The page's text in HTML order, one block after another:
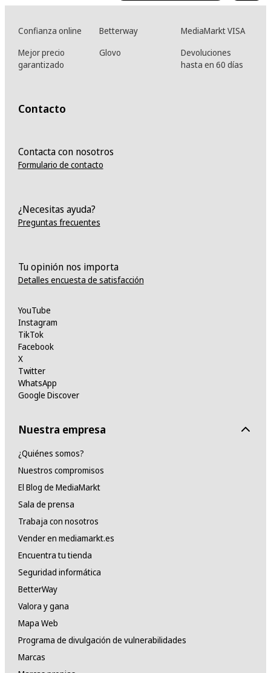
Confianza online Betterway
MediaMarkt VISA
Mejor precio
garantizado
Glovo
Devoluciones
hasta en 60 días
Contacto
Contacta con nosotros
Formulario de contacto
¿Necesitas ayuda?
Preguntas frecuentes
Tu opinión nos importa
Detalles encuesta de satisfacción
YouTube
Instagram
TikTok
Facebook
X
Twitter
WhatsApp
Google Discover
Nuestra empresa
¿Quiénes somos?
Nuestros compromisos
El Blog de MediaMarkt
Sala de prensa
Trabaja con nosotros
Vender en mediamarkt.es
Encuentra tu tienda
Seguridad informática
BetterWay
Valora y gana
Mapa Web
Programa de divulgación de vulnerabilidades
Marcas